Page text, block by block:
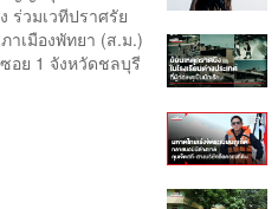
ร่วมเวทีปราศรัย
เมืองพัทยา (ส.ม.)
อย 1 จังหวัดชลบุรี